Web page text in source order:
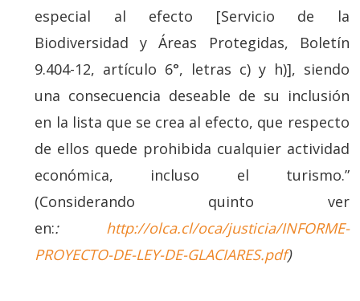
especial al efecto [Servicio de la
Biodiversidad y Áreas Protegidas, Boletín
9.404-12, artículo 6°, letras c) y h)], siendo
una consecuencia deseable de su inclusión
en la lista que se crea al efecto, que respecto
de ellos quede prohibida cualquier actividad
económica, incluso el turismo.”
(Considerando quinto ver
en:: http://olca.cl/oca/justicia/INFORME-
PROYECTO-DE-LEY-DE-GLACIARES.pdf)